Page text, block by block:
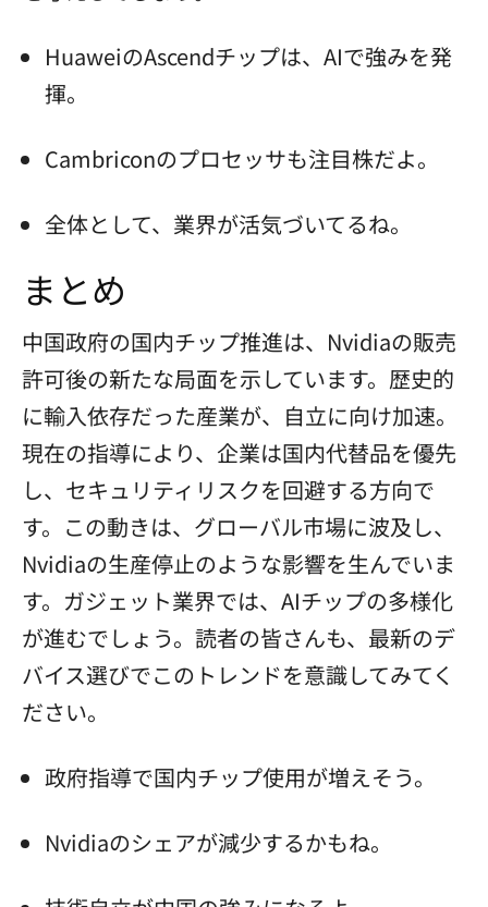
HuaweiのAscendチップは、AIで強みを発
揮。
Cambriconのプロセッサも注目株だよ。
全体として、業界が活気づいてるね。
まとめ
中国政府の国内チップ推進は、Nvidiaの販売
許可後の新たな局面を示しています。歴史的
に輸入依存だった産業が、自立に向け加速。
現在の指導により、企業は国内代替品を優先
し、セキュリティリスクを回避する方向で
す。この動きは、グローバル市場に波及し、
Nvidiaの生産停止のような影響を生んでいま
す。ガジェット業界では、AIチップの多様化
が進むでしょう。読者の皆さんも、最新のデ
バイス選びでこのトレンドを意識してみてく
ださい。
政府指導で国内チップ使用が増えそう。
Nvidiaのシェアが減少するかもね。